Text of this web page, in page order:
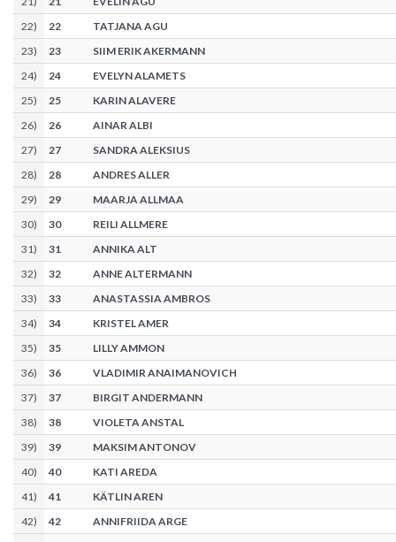
22) 22
TATJANA AGU
23) 23
SIIM ERIK AKERMANN
24) 24
EVELYN ALAMETS
25) 25
KARIN ALAVERE
26) 26
AINAR ALBI
27) 27
SANDRA ALEKSIUS
28) 28
ANDRES ALLER
29) 29
MAARJA ALLMAA
30) 30
REILI ALLMERE
31) 31
ANNIKA ALT
32) 32
ANNE ALTERMANN
33) 33
ANASTASSIA AMBROS
34) 34
KRISTEL AMER
35) 35
LILLY AMMON
36) 36
VLADIMIR ANAIMANOVICH
37) 37
BIRGIT ANDERMANN
38) 38
VIOLETA ANSTAL
39) 39
MAKSIM ANTONOV
40) 40
KATI AREDA
41) 41
KÄTLIN AREN
42) 42
ANNIFRIIDA ARGE